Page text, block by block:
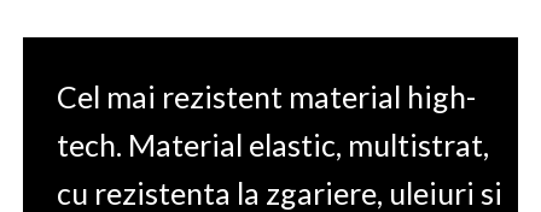
Cel mai rezistent material high-
tech. Material elastic, multistrat,
cu rezistenta la zgariere, uleiuri si